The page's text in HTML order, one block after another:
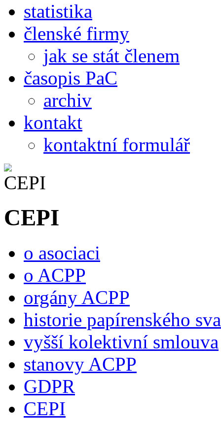
statistika
členské firmy
jak se stát členem
časopis PaC
archiv
kontakt
kontaktní formulář
CEPI
o asociaci
o ACPP
orgány ACPP
historie papírenského
vyšší kolektivní smlouva
stanovy ACPP
GDPR
CEPI